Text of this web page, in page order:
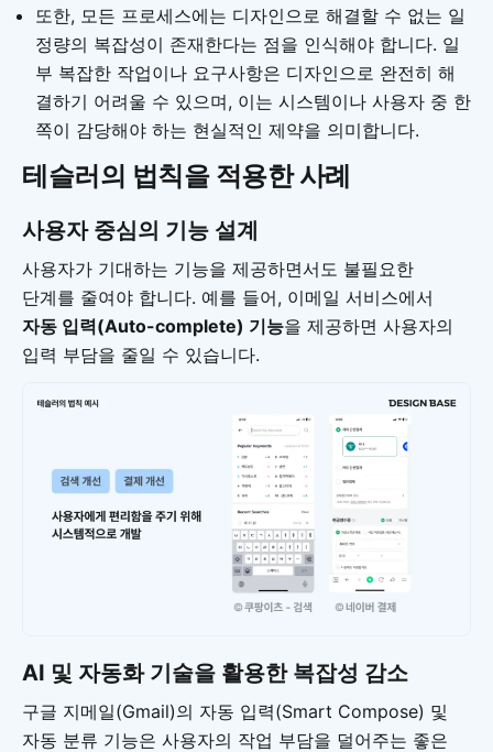
또한, 모든 프로세스에는 디자인으로 해결할 수 없는 일
정량의 복잡성이 존재한다는 점을 인식해야 합니다. 일
부 복잡한 작업이나 요구사항은 디자인으로 완전히 해
결하기 어려울 수 있으며, 이는 시스템이나 사용자 중 한
쪽이 감당해야 하는 현실적인 제약을 의미합니다.
테슬러의 법칙을 적용한 사례
사용자 중심의 기능 설계
사용자가 기대하는 기능을 제공하면서도 불필요한
단계를 줄여야 합니다. 예를 들어, 이메일 서비스에서
자동 입력(Auto-complete) 기능을 제공하면 사용자의
입력 부담을 줄일 수 있습니다.
AI 및 자동화 기술을 활용한 복잡성 감소
구글 지메일(Gmail)의 자동 입력(Smart Compose) 및
자동 분류 기능은 사용자의 작업 부담을 덜어주는 좋은